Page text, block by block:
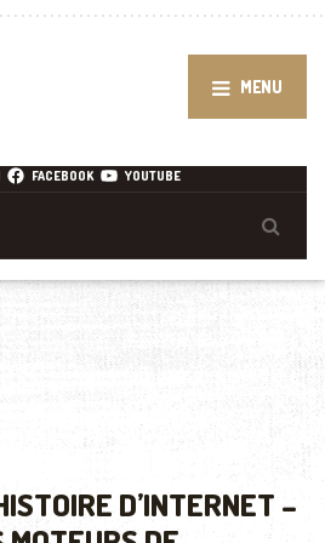
MENU
FACEBOOK YOUTUBE
D’INTERNET –